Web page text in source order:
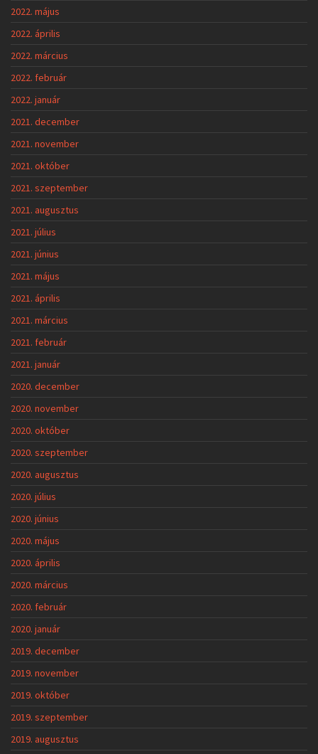
2022. május
2022. április
2022. március
2022. február
2022. január
2021. december
2021. november
2021. október
2021. szeptember
2021. augusztus
2021. július
2021. június
2021. május
2021. április
2021. március
2021. február
2021. január
2020. december
2020. november
2020. október
2020. szeptember
2020. augusztus
2020. július
2020. június
2020. május
2020. április
2020. március
2020. február
2020. január
2019. december
2019. november
2019. október
2019. szeptember
2019. augusztus